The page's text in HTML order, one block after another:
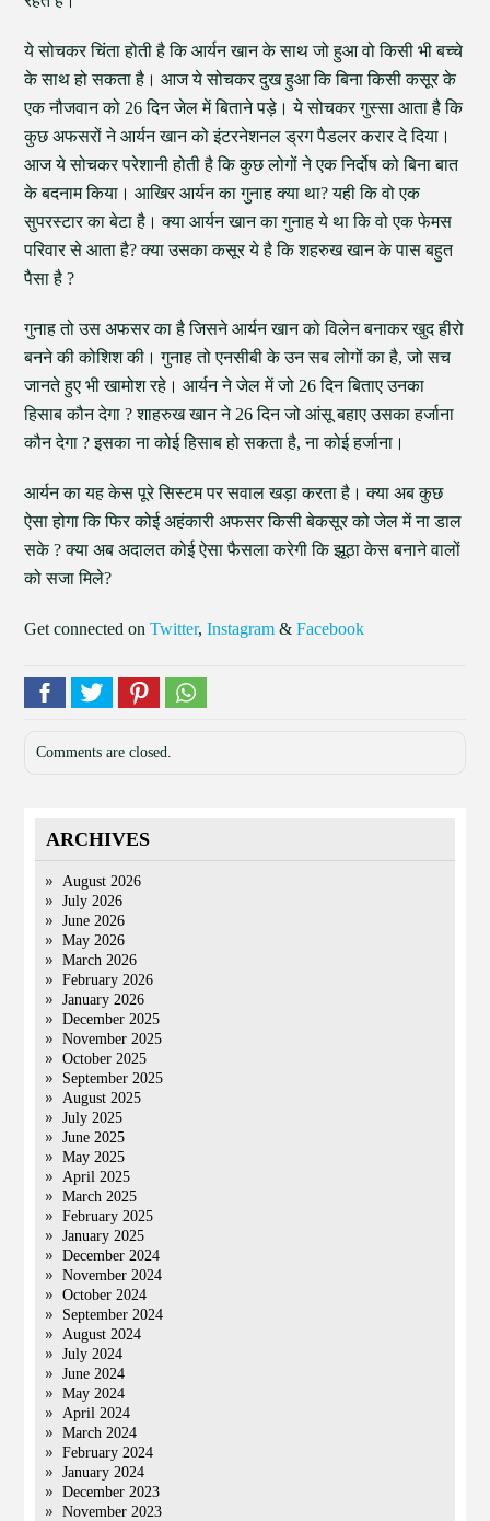
ये सोचकर चिंता होती है कि आर्यन खान के साथ जो हुआ वो किसी भी बच्चे
के साथ हो सकता है। आज ये सोचकर दुख हुआ कि बिना किसी कसूर के
एक नौजवान को 26 दिन जेल में बिताने पड़े। ये सोचकर गुस्सा आता है कि
कुछ अफसरों ने आर्यन खान को इंटरनेशनल ड्रग पैडलर करार दे दिया।
आज ये सोचकर परेशानी होती है कि कुछ लोगों ने एक निर्दोष को बिना बात
के बदनाम किया। आखिर आर्यन का गुनाह क्या था? यही कि वो एक
सुपरस्टार का बेटा है। क्या आर्यन खान का गुनाह ये था कि वो एक फेमस
परिवार से आता है? क्या उसका कसूर ये है कि शहरुख खान के पास बहुत
पैसा है ?
गुनाह तो उस अफसर का है जिसने आर्यन खान को विलेन बनाकर खुद हीरो
बनने की कोशिश की। गुनाह तो एनसीबी के उन सब लोगों का है, जो सच
जानते हुए भी खामोश रहे। आर्यन ने जेल में जो 26 दिन बिताए उनका
हिसाब कौन देगा ? शाहरुख खान ने 26 दिन जो आंसू बहाए उसका हर्जाना
कौन देगा ? इसका ना कोई हिसाब हो सकता है, ना कोई हर्जाना।
आर्यन का यह केस पूरे सिस्टम पर सवाल खड़ा करता है। क्या अब कुछ
ऐसा होगा कि फिर कोई अहंकारी अफसर किसी बेकसूर को जेल में ना डाल
सके ? क्या अब अदालत कोई ऐसा फैसला करेगी कि झूठा केस बनाने वालों
को सजा मिले?
Get connected onTwitter,Instagram &Facebook
Comments are closed.
ARCHIVES
August 2026
July 2026
June 2026
May 2026
March 2026
February 2026
January 2026
December 2025
November 2025
October 2025
September 2025
August 2025
July 2025
June 2025
May 2025
April 2025
March 2025
February 2025
January 2025
December 2024
November 2024
October 2024
September 2024
August 2024
July 2024
June 2024
May 2024
April 2024
March 2024
February 2024
January 2024
December 2023
November 2023